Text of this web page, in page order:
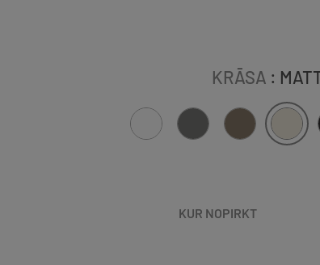
KRĀSA :
KUR NOPIRKT